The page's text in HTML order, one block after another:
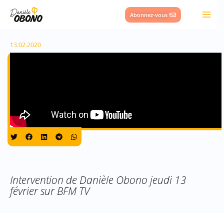
Abonnez-vous !
13.02.2020
Intervention de Danièle Obono jeudi 13
février sur BFM TV